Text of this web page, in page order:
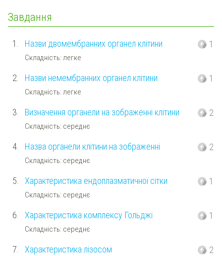
Завдання
1. Назви двомембранних органел клітини
Складність: легке
1
2. Назви немембранних органел клітини
Складність: легке
1
3. Визначення органели на зображенні клітини
Складність: середнє
2
4. Назва органели клітини на зображенні
Складність: середнє
2
5. Характеристика ендоплазматичної сітки
Складність: середнє
1
6. Характеристика комплексу Гольджі
Складність: середнє
1
7. Характеристика лізосом 2